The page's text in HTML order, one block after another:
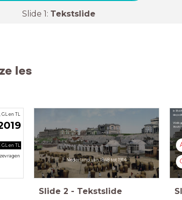
Slide 1: Tekstslide
les
GL en TL
en TL
Nederland van 1848 tot 1914
Slide 2 - Tekstslide
In
de
Welk
1848?